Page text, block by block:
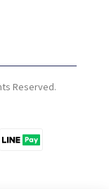
Reserved.